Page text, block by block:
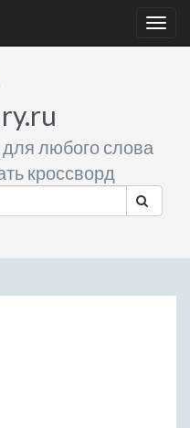
любого слова
кроссворд